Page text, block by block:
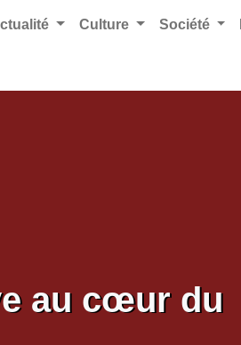
Culture Société
au cœur du